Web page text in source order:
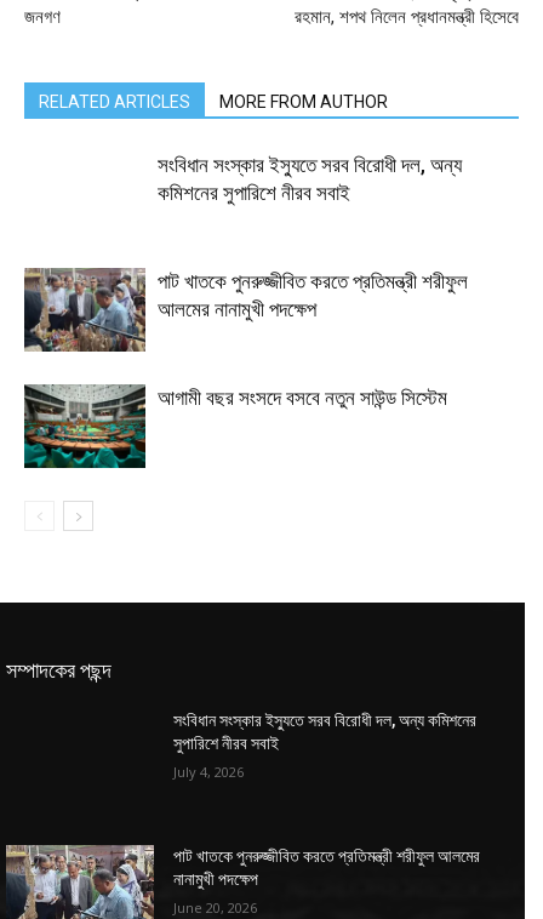
জনগণ
রহমান, শপথ নিলেন প্রধানমন্ত্রী হিসেবে
RELATED ARTICLES MORE FROM AUTHOR
সংবিধান সংস্কার ইস্যুতে সরব বিরোধী দল, অন্য
কমিশনের সুপারিশে নীরব সবাই
পাট খাতকে পুনরুজ্জীবিত করতে প্রতিমন্ত্রী শরীফুল
আলমের নানামুখী পদক্ষেপ
আগামী বছর সংসদে বসবে নতুন সাউন্ড সিস্টেম
সম্পাদকের পছন্দ
সংবিধান সংস্কার ইস্যুতে সরব বিরোধী দল, অন্য কমিশনের
সুপারিশে নীরব সবাই
July 4, 2026
পাট খাতকে পুনরুজ্জীবিত করতে প্রতিমন্ত্রী শরীফুল আলমের
নানামুখী পদক্ষেপ
June 20, 2026